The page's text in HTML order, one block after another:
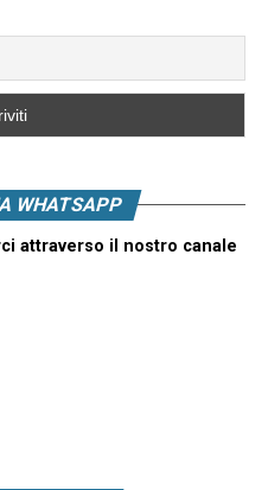
WHATSAPP
attraverso il nostro canale